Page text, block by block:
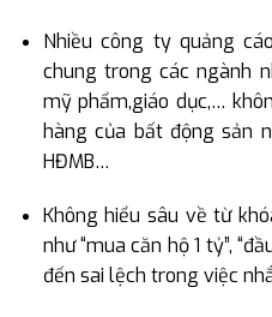
Nhiều công ty quảng
chung trong các ngành
mỹ phẩm,giáo dục,…
hàng của bất động sản
HĐMB…
Không hiểu sâu về từ
như “mua căn hộ 1 tỷ”,
đến sai lệch trong việc